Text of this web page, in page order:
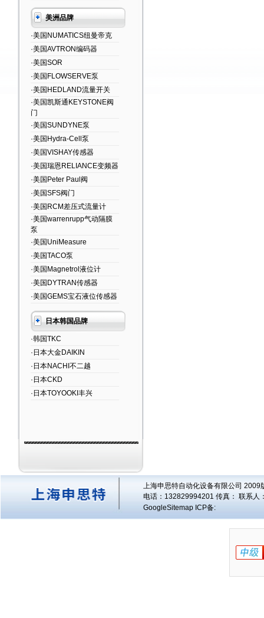
美洲品牌
·美国NUMATICS纽曼帝克
·美国AVTRON编码器
·美国SOR
·美国FLOWSERVE泵
·美国HEDLAND流量开关
·美国凯斯通KEYSTONE阀
门
·美国SUNDYNE泵
·美国Hydra-Cell泵
·美国VISHAY传感器
·美国瑞恩RELIANCE变频器
·美国Peter Paul阀
·美国SFS阀门
·美国RCM差压式流量计
·美国warrenrupp气动隔膜
泵
·美国UniMeasure
·美国TACO泵
·美国Magnetrol液位计
·美国DYTRAN传感器
·美国GEMS宝石液位传感器
日本韩国品牌
·韩国TKC
·日本大金DAIKIN
·日本NACHI不二越
·日本CKD
·日本TOYOOKI丰兴
上海申思特自动化设备有限公司
电话：132829994201 传真： 联系人
GoogleSitemap ICP备: